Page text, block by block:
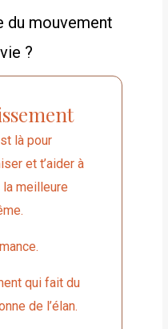
du mouvement
?
là pour
et t’aider à
meilleure
qui fait du
de l’élan.